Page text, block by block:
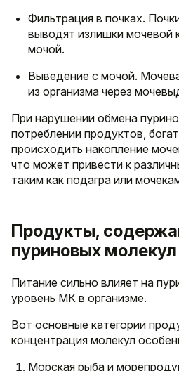
Фильтрация в почках.
выводят излишки мочевой
мочой.
Выведение с мочой.
из организма через
При нарушении обмена
потреблении продуктов,
происходить накопление
что может привести к
таким как подагра или
Продукты,
пуриновых молекул
Питание сильно влияет на
уровень МК в организме.
Вот основные категории
концентрация молекул
Морская рыба и